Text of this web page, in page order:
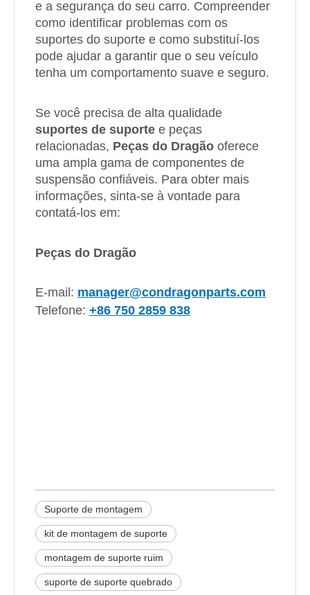
e a segurança do seu carro. Compreender
como identificar problemas com os
suportes do suporte e como substituí-los
pode ajudar a garantir que o seu veículo
tenha um comportamento suave e seguro.
Se você precisa de alta qualidade
suportes de suporte e peças
relacionadas, Peças do Dragão oferece
uma ampla gama de componentes de
suspensão confiáveis. Para obter mais
informações, sinta-se à vontade para
contatá-los em:
Peças do Dragão
E-mail: manager@condragonparts.com
Telefone: +86 750 2859 838
Suporte de montagem
kit de montagem de suporte
montagem de suporte ruim
suporte de suporte quebrado